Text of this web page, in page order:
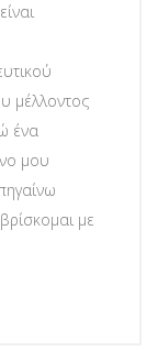
μέλλοντος
ένα
μου
με